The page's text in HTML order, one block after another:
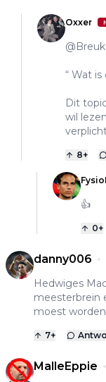
Oxxer
@Breuk
“ Wat
Dit
wil
8+
👍
0+
danny006
Hedwiges
meesterbrein
moest worden
7+
MalleEppie